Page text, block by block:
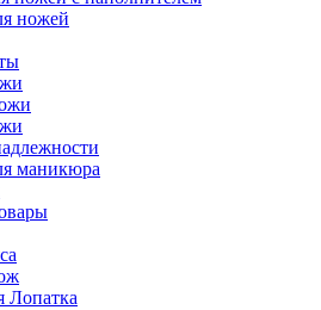
ножей
маникюра
Лопатка